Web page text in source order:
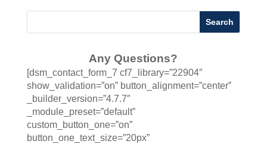
Any Questions?
[dsm_contact_form_7 cf7_library=”22904″
show_validation=”on” button_alignment=”center”
_builder_version=”4.7.7″
_module_preset=”default”
custom_button_one=”on”
button_one_text_size=”20px”